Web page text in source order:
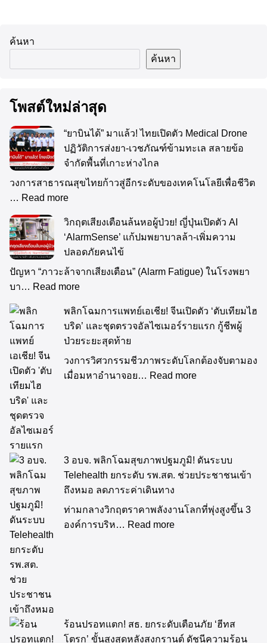
ค้นหา
ค้นหา
โพสต์ใหม่ล่าสุด
“ยาบินได้” มาแล้ว! ไทยเปิดตัว Medical Drone
ปฏิวัติการส่งยา-เวชภัณฑ์ข้ามทะเล สลายข้อ
จำกัดพื้นที่เกาะห่างไกล
วงการสาธารณสุขไทยก้าวสู่อีกระดับของเทคโนโลยีเพื่อชีวิต
… Read more
วิกฤตเสียงเตือนล้นหอผู้ป่วย! ญี่ปุ่นเปิดตัว AI
‘AlarmSense’ แก้ปมพยาบาลล้า-เพิ่มความ
ปลอดภัยคนไข้
ปัญหา “ภาวะล้าจากเสียงเตือน” (Alarm Fatigue) ในโรงพยา
บา… Read more
พลิกโฉมการแพทย์เอเชีย! จีนเปิดตัว ‘ตับเทียมไฮ
บริด’ และชุดตรวจอัลไซเมอร์รายแรก กู้ชีพผู้
ป่วยระยะสุดท้าย
วงการวิศวกรรมชีวภาพระดับโลกต้องจับตามอง
เมื่อมหาอำนาจอย… Read more
3 อบจ. พลิกโฉมสุขภาพปฐมภูมิ! ดันระบบ
Telehealth ยกระดับ รพ.สต. ช่วยประชาชนเข้า
ถึงหมอ ลดภาระค่าเดินทาง
ท่ามกลางวิกฤตราคาพลังงานโลกที่พุ่งสูงขึ้น 3
องค์การบริห… Read more
ร้อนปรอทแตก! สธ. ยกระดับเตือนภัย ‘ฮีทส
โตรก’ ขั้นสูงสุดหลังสงกรานต์ ดัชนีความร้อน